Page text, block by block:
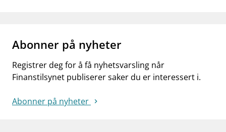
Abonner på nyheter
Registrer deg for å få nyhetsvarsling når
Finanstilsynet publiserer saker du er interessert i.
Abonner på nyheter